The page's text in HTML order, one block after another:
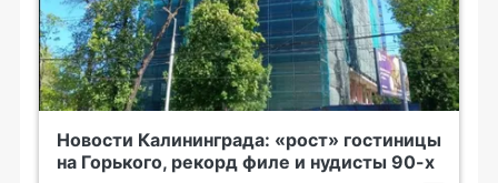
Новости Калининграда: «рост» гостиницы
на Горького, рекорд филе и нудисты 90-х